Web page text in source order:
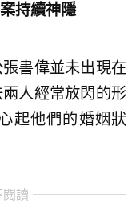
持續神隱
書偉並未出現在
人經常放閃的形
起他們的婚姻狀
閱讀